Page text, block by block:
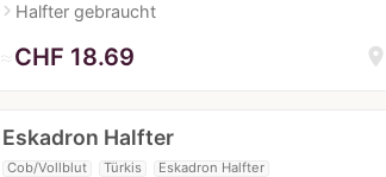
navigate_nextHalfter gebraucht
location_on
≈CHF 18.69
Eskadron Halfter
Cob/Vollblut Türkis Eskadron Halfter